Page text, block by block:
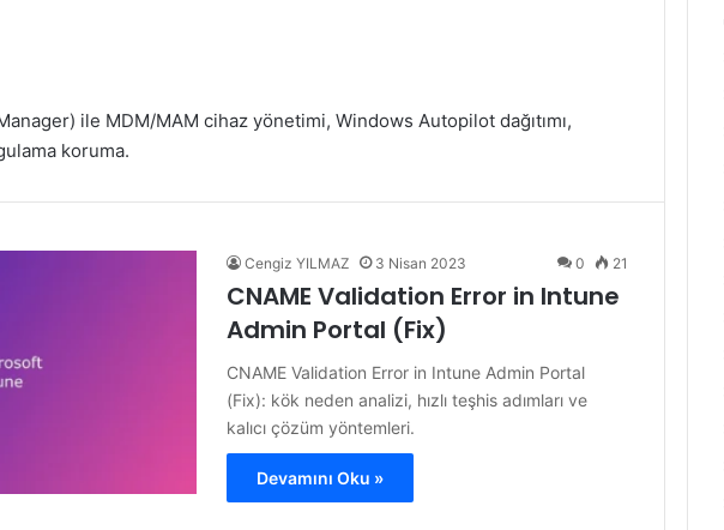
ile MDM/MAM cihaz yönetimi, Windows Autopilot dağıtımı,
koruma.
Cengiz YILMAZ 3 Nisan 2023 0 21
CNAME Validation Error in Intune
Admin Portal (Fix)
CNAME Validation Error in Intune Admin Portal
(Fix): kök neden analizi, hızlı teşhis adımları ve
kalıcı çözüm yöntemleri.
Devamını Oku »